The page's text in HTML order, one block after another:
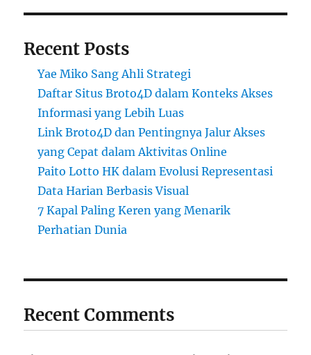
Recent Posts
Yae Miko Sang Ahli Strategi
Daftar Situs Broto4D dalam Konteks Akses
Informasi yang Lebih Luas
Link Broto4D dan Pentingnya Jalur Akses
yang Cepat dalam Aktivitas Online
Paito Lotto HK dalam Evolusi Representasi
Data Harian Berbasis Visual
7 Kapal Paling Keren yang Menarik
Perhatian Dunia
Recent Comments